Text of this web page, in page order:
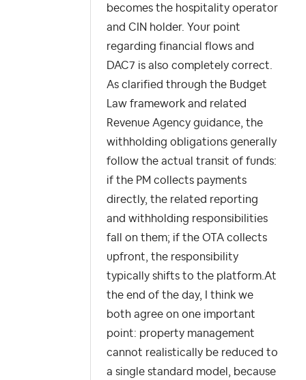
becomes the hospitality operator
and CIN holder. Your point
regarding financial flows and
DAC7 is also completely correct.
As clarified through the Budget
Law framework and related
Revenue Agency guidance, the
withholding obligations generally
follow the actual transit of funds:
if the PM collects payments
directly, the related reporting
and withholding responsibilities
fall on them; if the OTA collects
upfront, the responsibility
typically shifts to the platform.At
the end of the day, I think we
both agree on one important
point: property management
cannot realistically be reduced to
a single standard model, because